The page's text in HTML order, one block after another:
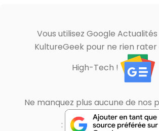
Vous utilisez Google Actualités
KultureGeek pour ne rien
High-Tech !
Ne manquez plus aucune de nos
: